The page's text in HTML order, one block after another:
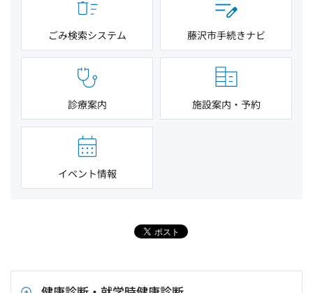
ごみ検索システム 藤沢市手続きナビ
診療案内 施設案内・予約
イベント情報